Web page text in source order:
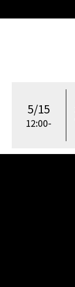
5/15
12:00-